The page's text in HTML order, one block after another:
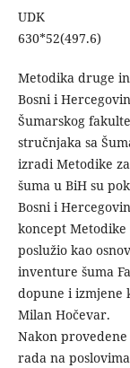
UDK
Metodika druge
Bosni i
Šumarskog
stručnjaka sa
izradi Metodike
šuma u BiH su
Bosni i
koncept
poslužio kao
inventure šuma
dopune i izmjene
Milan Hočevar.
Nakon
rada na